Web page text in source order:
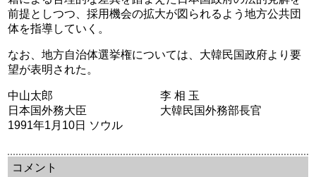
前提としつつ、採用機会の拡大が図られるよう地方公共団
体を指導していく。
なお、地方自治体選挙権については、大韓民国政府より要
望が表明された。
中山太郎 李 相 玉
日本国外務大臣 大韓民国外務部長官
1991年1月10日 ソウル
コメント